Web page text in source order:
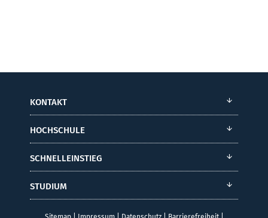
KONTAKT
HOCHSCHULE
SCHNELLEINSTIEG
STUDIUM